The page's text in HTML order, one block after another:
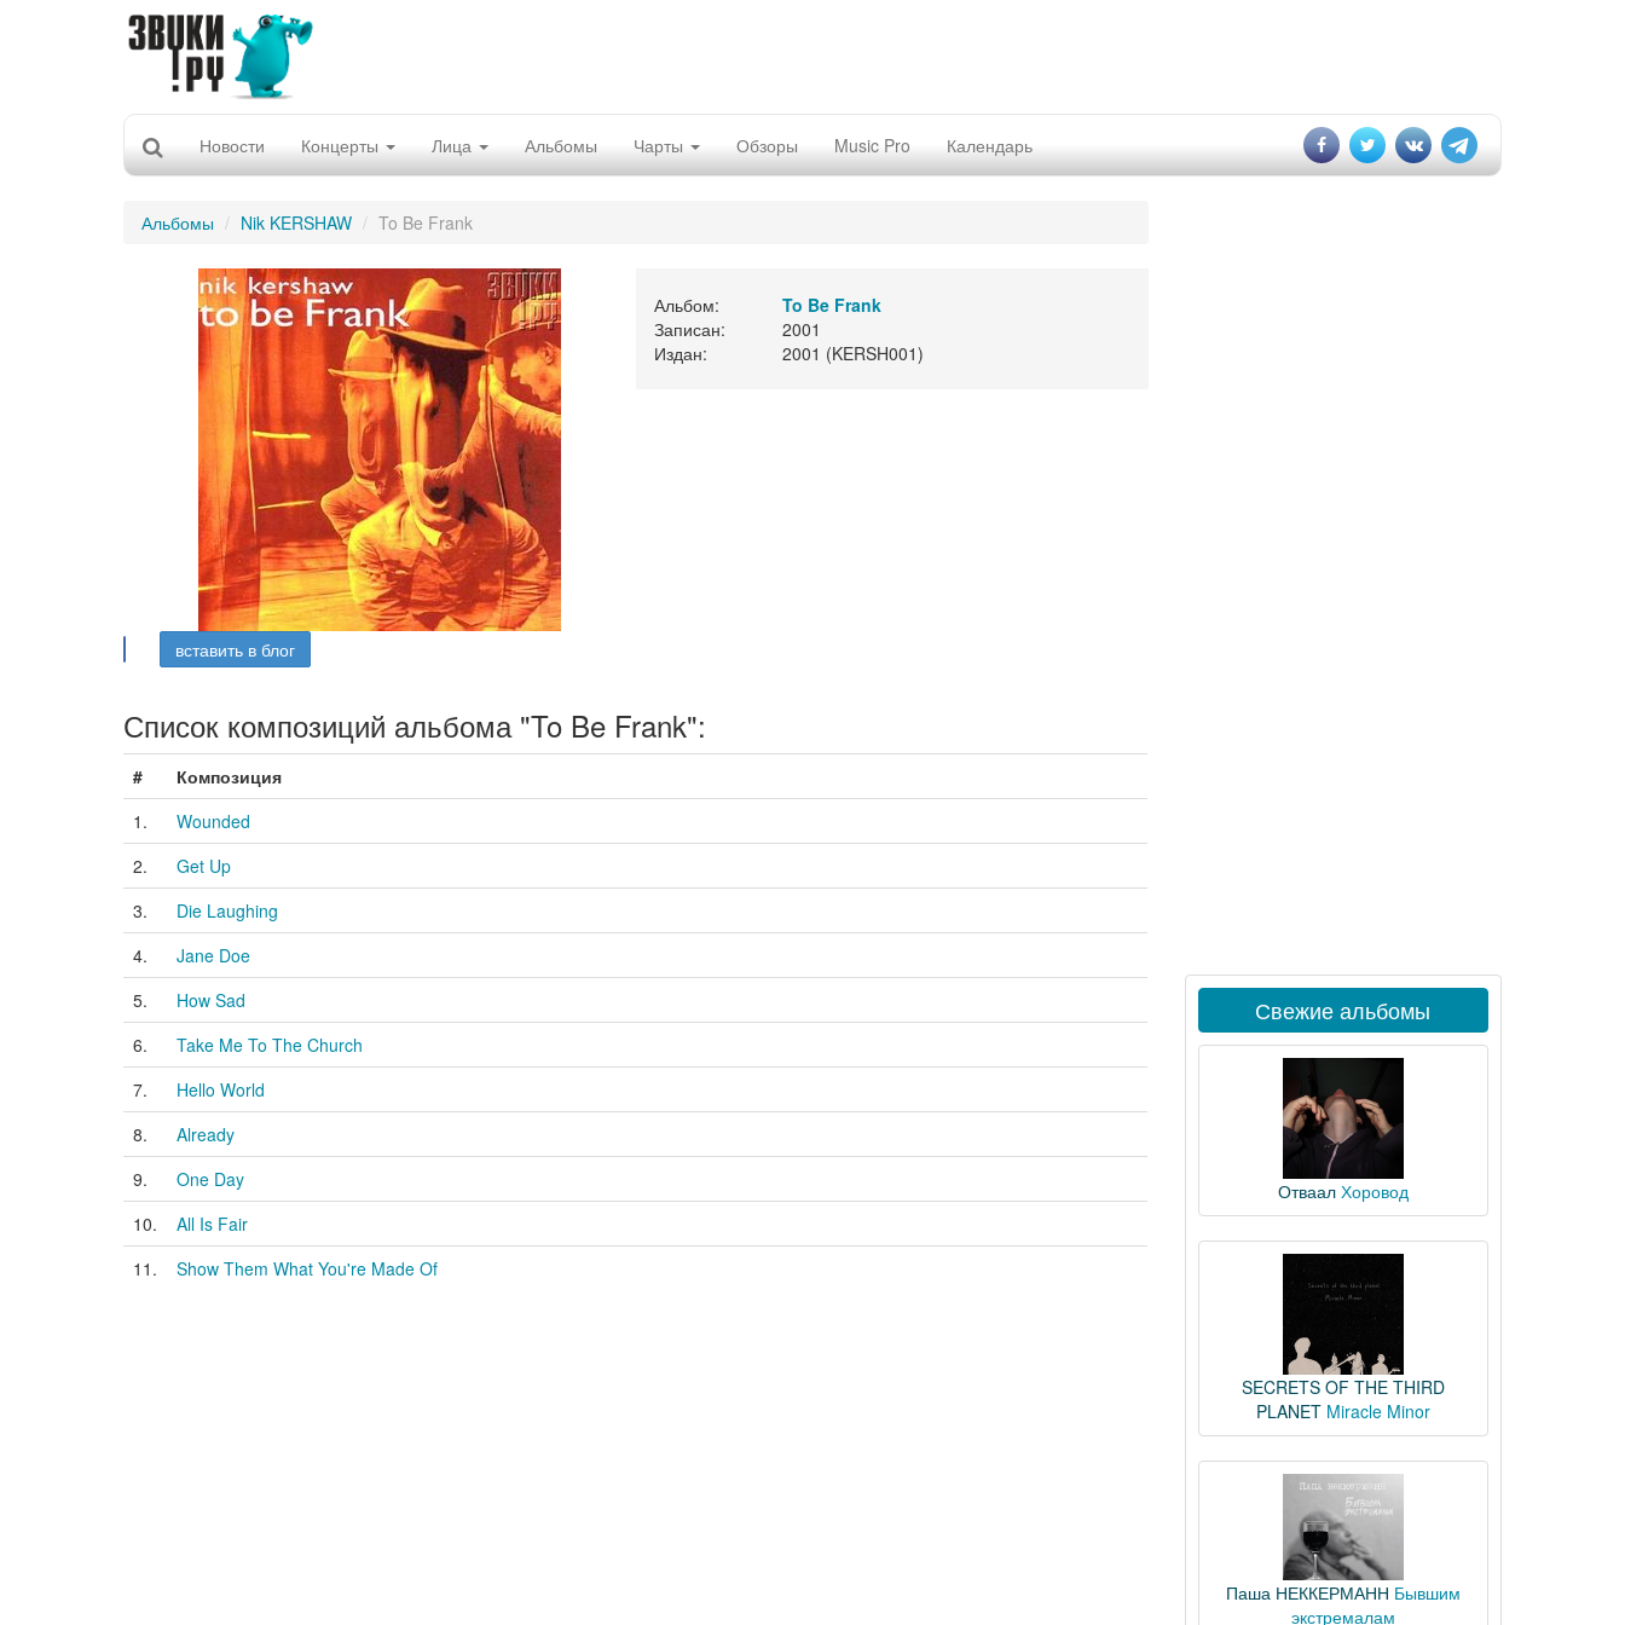
Новости Концерты Лица Альбомы Чарты Обзоры Music Pro Календарь
Альбомы Nik KERSHAW To Be Frank
Альбом:
To Be Frank
Записан:
2001
Издан:
2001 (KERSH001)
вставить в блог
Список композиций альбома "To Be Frank":
#
Композиция
1.
Wounded
2.
Get Up
3.
Die Laughing
4.
Jane Doe
5.
How Sad
6.
Take Me To The Church
7.
Hello World
8.
Already
9.
One Day
10.
All Is Fair
11.
Show Them What You're Made Of
Свежие альбомы
Отваал Хоровод
SECRETS OF THE THIRD
PLANET Miracle Minor
Паша НЕККЕРМАНН Бывшим
экстремалам